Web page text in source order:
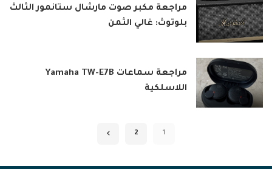
مراجعة مكبر صوت مارشال ستانمور الثالث
بلوتوث: غالي الثمن
مراجعة سماعات Yamaha TW-E7B
اللاسلكية
1
2